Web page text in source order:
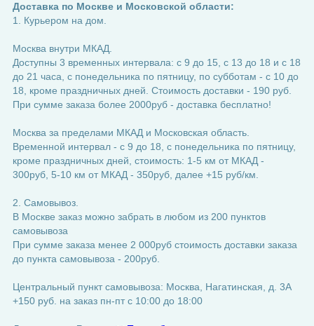
Доставка по Москве и Московской области:
1. Курьером на дом.
Москва внутри МКАД.
Доступны 3 временных интервала: с 9 до 15, с 13 до 18 и с 18
до 21 часа, с понедельника по пятницу, по субботам - с 10 до
18, кроме праздничных дней. Стоимость доставки - 190 руб.
При сумме заказа более 2000руб - доставка бесплатно!
Москва за пределами МКАД и Московская область.
Временной интервал - с 9 до 18, с понедельника по пятницу,
кроме праздничных дней, стоимость: 1-5 км от МКАД -
300руб, 5-10 км от МКАД - 350руб, далее +15 руб/км.
2. Самовывоз.
В Москве заказ можно забрать в любом из 200 пунктов
самовывоза
При сумме заказа менее 2 000руб стоимость доставки заказа
до пункта самовывоза - 200руб.
Центральный пункт самовывоза: Москва, Нагатинская, д. 3А
+150 руб. на заказ пн-пт с 10:00 до 18:00